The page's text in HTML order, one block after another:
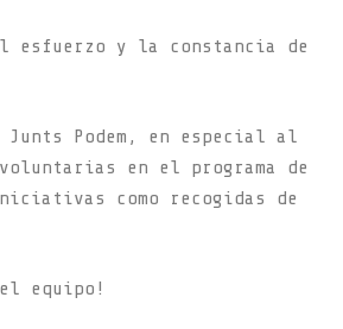
esfuerzo y la constancia de
Junts Podem, en especial al
en el programa de
como recogidas de
equipo!